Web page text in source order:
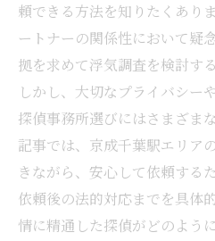
頼できる方法を知りたくあり
ートナーの関係性において疑
拠を求めて浮気調査を検討す
しかし、大切なプライバシー
探偵事務所選びにはさまざま
記事では、京成千葉駅エリア
きながら、安心して依頼する
依頼後の法的対応までを具体
情に精通した探偵がどのよう